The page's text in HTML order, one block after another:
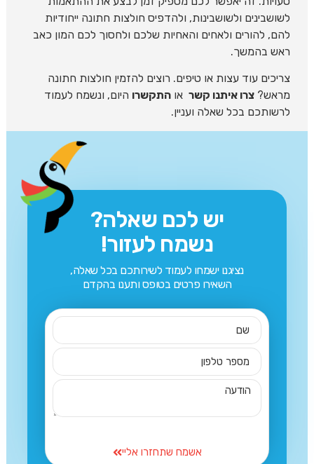
לשושבינים ולשושבינות, ולהדפיס חולצות חתונה ייחודיות
להם, להורים ולאחים והאחיות שלכם ולחסוך לכם המון כאב
ראש בהמשך.
צריכים עוד עצות או טיפים. רוצים להזמין חולצות חתונה
מראש? צרו איתנו קשר או התקשרו היום, ונשמח לעמוד
לרשותכם בכל שאלה ועניין.
יש לכם שאלה?
נשמח לעזור!
נציגנו ישמחו לעמוד לשירותכם בכל שאלה,
השאירו פרטים בטופס ותענו בהקדם
אשמח שתחזרו אליי